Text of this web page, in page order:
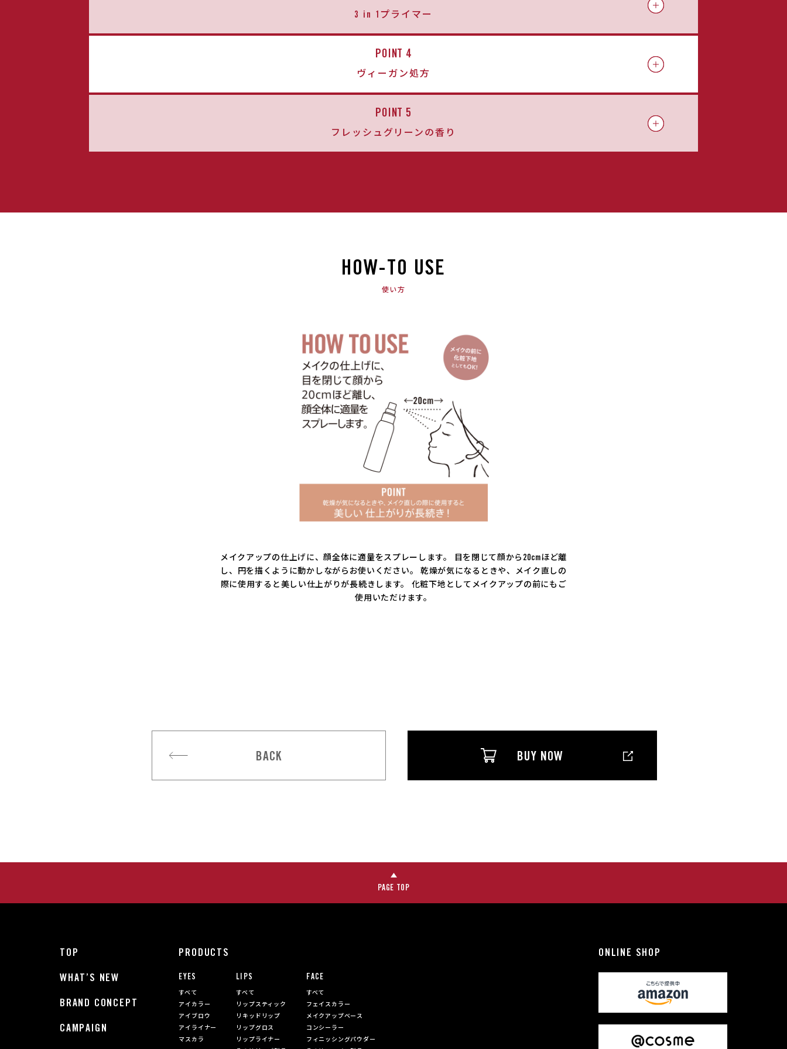
3 in 1プライマー
POINT 4
ヴィーガン処方
POINT 5
フレッシュグリーンの香り
HOW-TO USE
使い方
メイクアップの仕上げに、顔全体に適量をスプレーします。 目を閉じて顔から20cmほど離
し、円を描くように動かしながらお使いください。 乾燥が気になるときや、メイク直しの
際に使用すると美しい仕上がりが長続きします。 化粧下地としてメイクアップの前にもご
使用いただけます。
BACK BUY NOW
PAGE TOP
TOP
WHAT’S NEW
BRAND CONCEPT
CAMPAIGN
PRODUCTS
EYES
すべて
アイカラー
アイブロウ
アイライナー
マスカラ
LIPS
すべて
リップスティック
リキッドリップ
リップグロス
リップライナー
FACE
すべて
フェイスカラー
メイクアップベース
コンシーラー
フィニッシングパウダー
ONLINE SHOP